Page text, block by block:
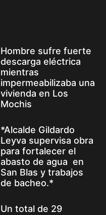
Hombre sufre fuerte
descarga eléctrica
mientras
impermeabilizaba una
vivienda en Los
Mochis
*Alcalde Gildardo
Leyva supervisa obra
para fortalecer el
abasto de agua en
San Blas y trabajos
de bacheo.*
Un total de 29